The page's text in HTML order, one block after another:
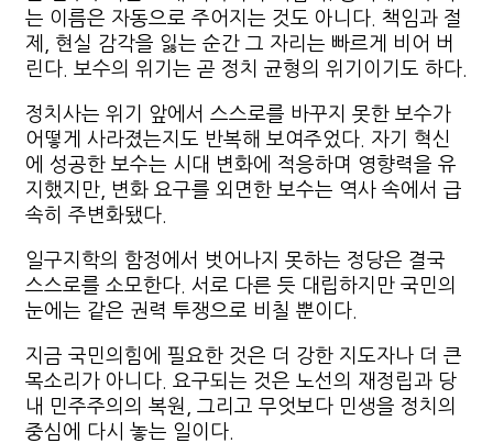
는 이름은 자동으로 주어지는 것도 아니다. 책임과 절
제, 현실 감각을 잃는 순간 그 자리는 빠르게 비어 버
린다. 보수의 위기는 곧 정치 균형의 위기이기도 하다.
정치사는 위기 앞에서 스스로를 바꾸지 못한 보수가
어떻게 사라졌는지도 반복해 보여주었다. 자기 혁신
에 성공한 보수는 시대 변화에 적응하며 영향력을 유
지했지만, 변화 요구를 외면한 보수는 역사 속에서 급
속히 주변화됐다.
일구지학의 함정에서 벗어나지 못하는 정당은 결국
스스로를 소모한다. 서로 다른 듯 대립하지만 국민의
눈에는 같은 권력 투쟁으로 비칠 뿐이다.
지금 국민의힘에 필요한 것은 더 강한 지도자나 더 큰
목소리가 아니다. 요구되는 것은 노선의 재정립과 당
내 민주주의의 복원, 그리고 무엇보다 민생을 정치의
중심에 다시 놓는 일이다.